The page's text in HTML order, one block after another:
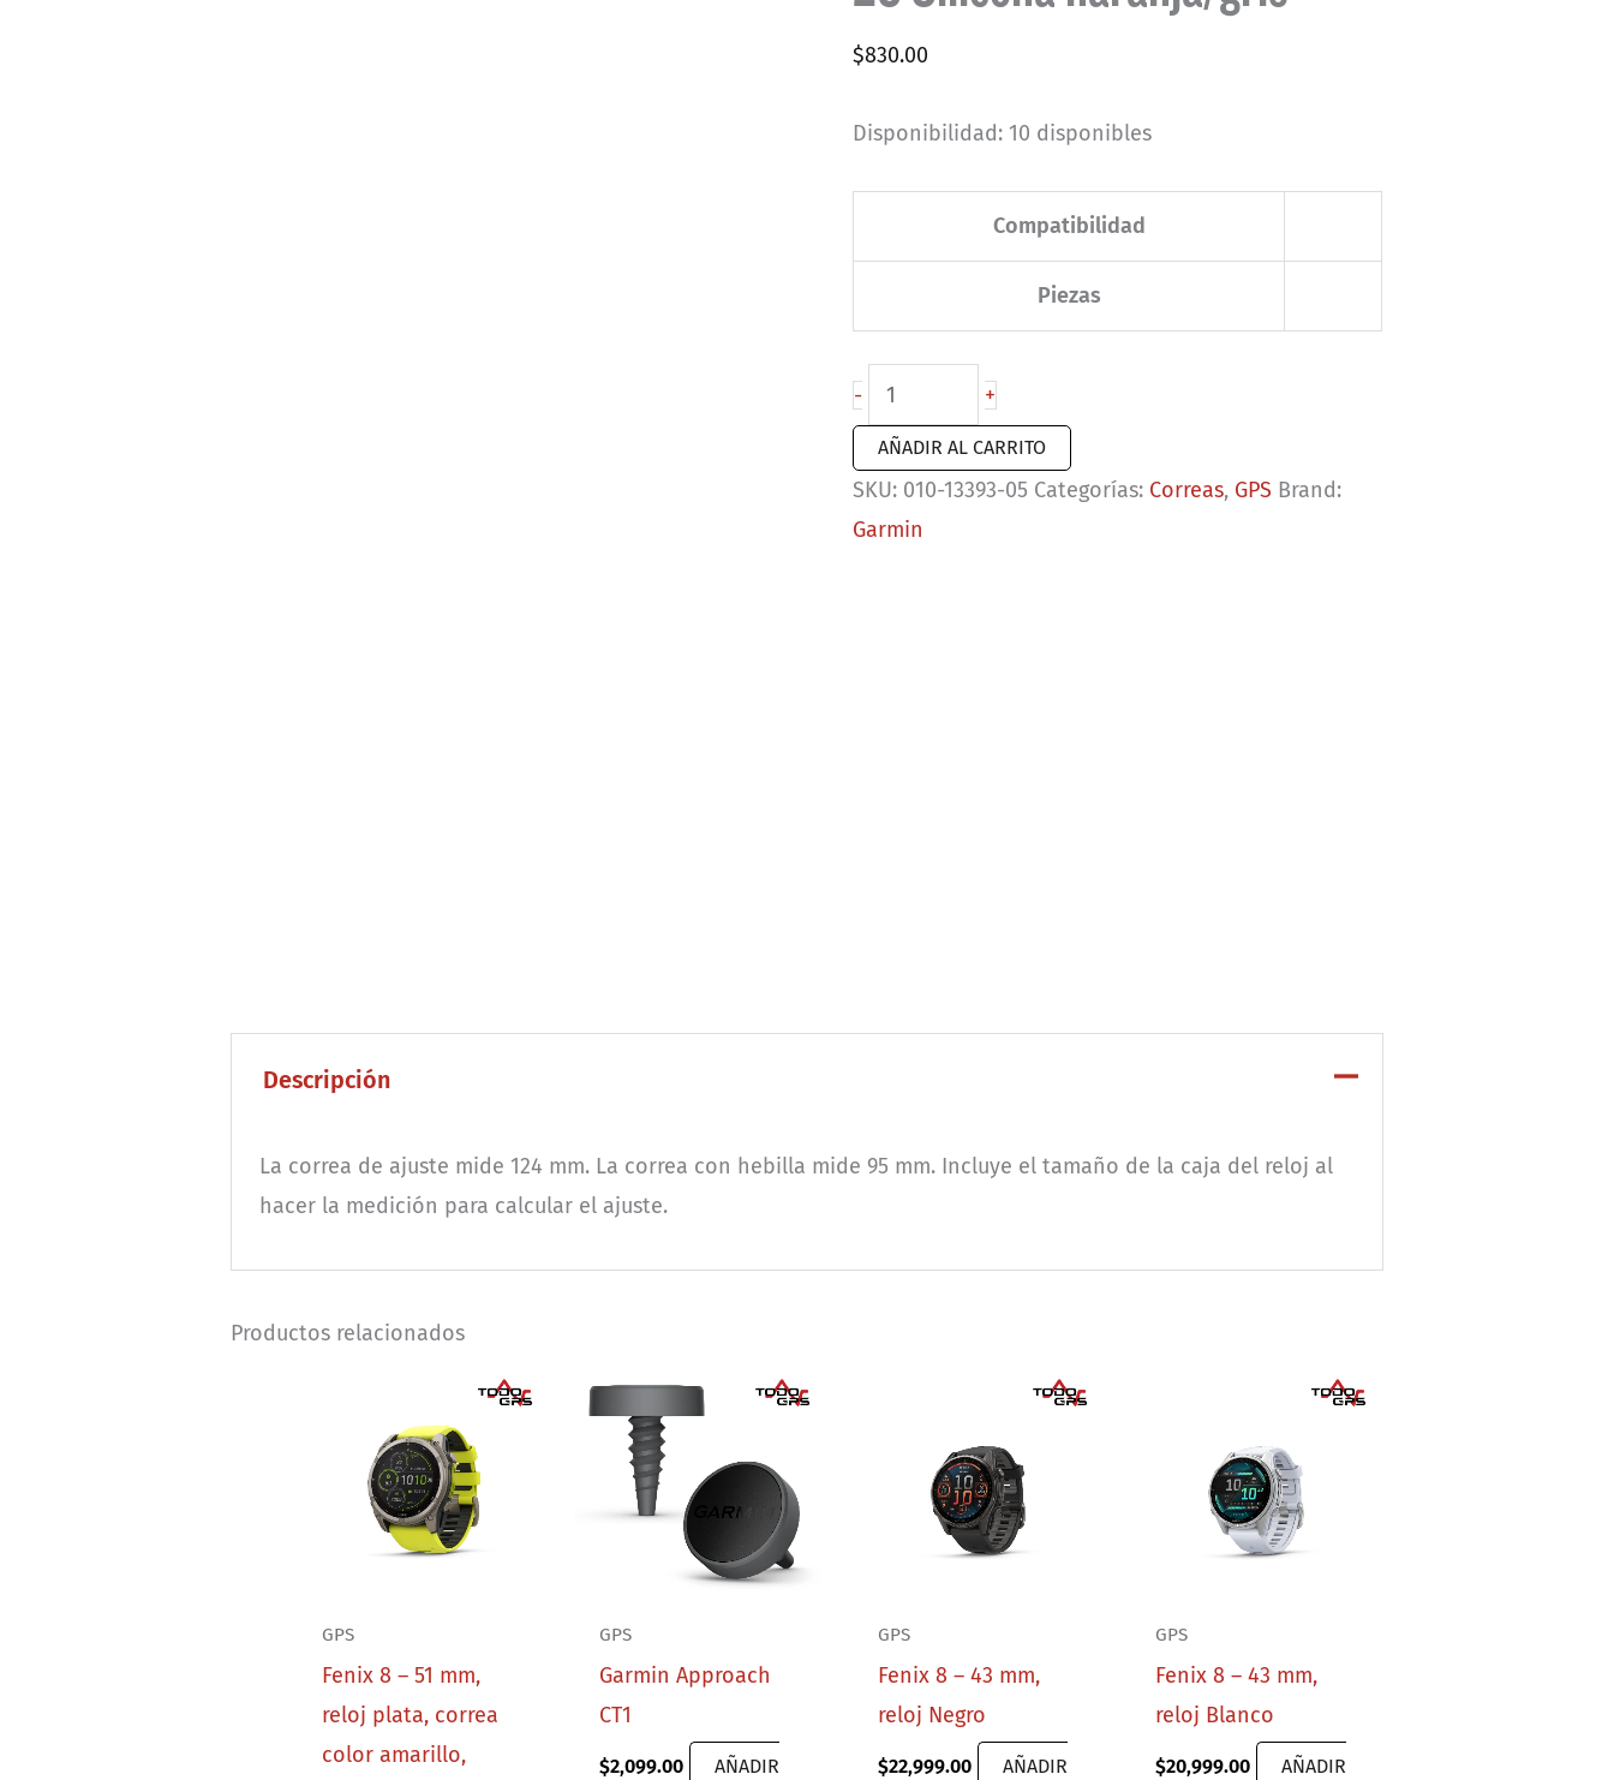
$830.00
Disponibilidad: 10 disponibles
Compatibilidad
Piezas
-
Correas
de
reloj
QuickFit®
26
+
AÑADIR AL CARRITO
SKU: 010-13393-05 Categorías: Correas, GPS Brand:
Garmin
Descripción
La correa de ajuste mide 124 mm. La correa con hebilla mide 95 mm. Incluye el tamaño de la caja del reloj al
hacer la medición para calcular el ajuste.
Productos relacionados
GPS
Fenix 8 – 51 mm,
reloj plata, correa
color amarillo,
GPS
Garmin Approach
CT1
$2,099.00
AÑADIR
GPS
Fenix 8 – 43 mm,
reloj Negro
$22,999.00
AÑADIR
GPS
Fenix 8 – 43 mm,
reloj Blanco
$20,999.00
AÑADIR